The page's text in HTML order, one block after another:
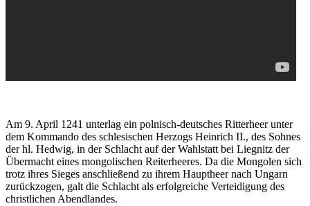
Am 9. April 1241 unterlag ein polnisch-deutsches Ritterheer unter
dem Kommando des schlesischen Herzogs Heinrich II., des Sohnes
der hl. Hedwig, in der Schlacht auf der Wahlstatt bei Liegnitz der
Übermacht eines mongolischen Reiterheeres. Da die Mongolen sich
trotz ihres Sieges anschließend zu ihrem Hauptheer nach Ungarn
zurückzogen, galt die Schlacht als erfolgreiche Verteidigung des
christlichen Abendlandes.